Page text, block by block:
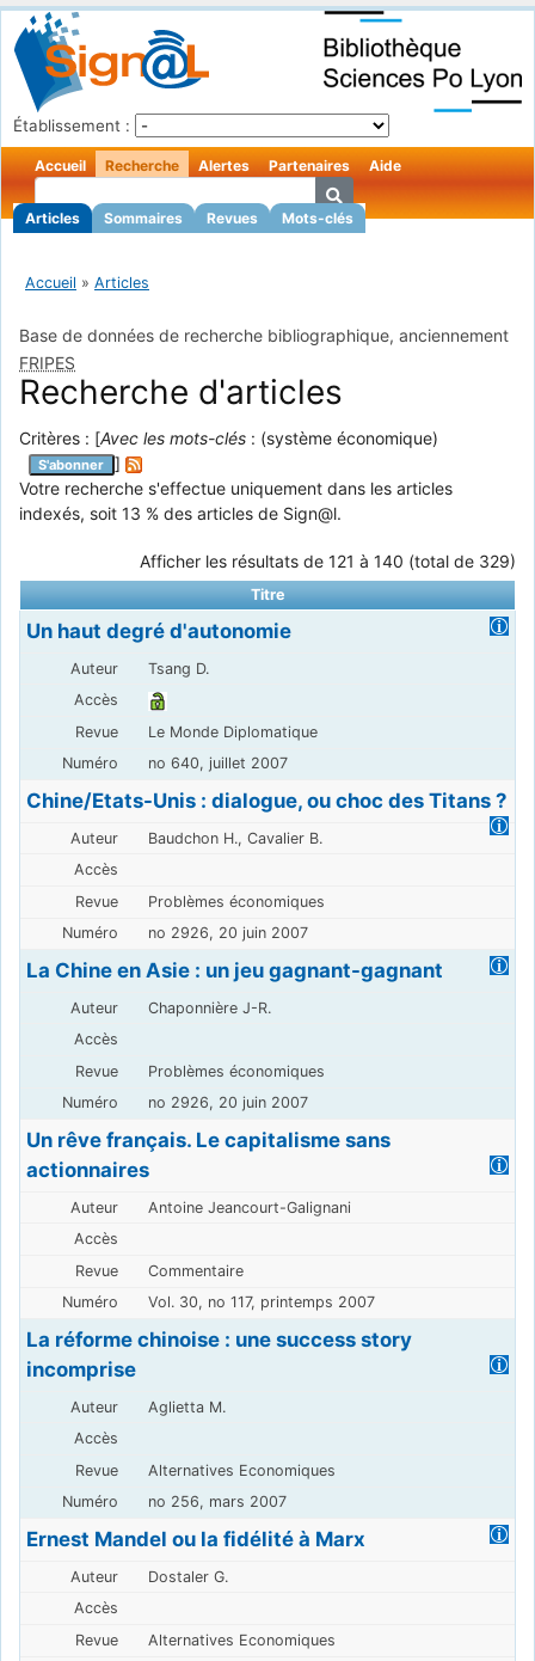
Établissement :
Accueil Recherche
Articles Sommaires Revues Mots-clés
Alertes Partenaires Aide
Accueil » Articles
Base de données de recherche bibliographique, anciennement
FRIPES
Recherche d'articles
Critères : [Avec les mots-clés : (système économique)
S'abonner
]
Votre recherche s'effectue uniquement dans les articles
indexés, soit 13 % des articles de Sign@l.
Afficher les résultats de 121 à 140 (total de 329)
Titre
Un haut degré d'autonomie
Tsang D.
Le Monde Diplomatique
no 640, juillet 2007
Chine/Etats-Unis : dialogue, ou choc des Titans ?
Baudchon H., Cavalier B.
Problèmes économiques
no 2926, 20 juin 2007
La Chine en Asie : un jeu gagnant-gagnant
Chaponnière J-R.
Problèmes économiques
no 2926, 20 juin 2007
Un rêve français. Le capitalisme sans
actionnaires
Antoine Jeancourt-Galignani
Commentaire
Vol. 30, no 117, printemps 2007
La réforme chinoise : une success story
incomprise
Aglietta M.
Alternatives Economiques
no 256, mars 2007
Ernest Mandel ou la fidélité à Marx
Dostaler G.
Alternatives Economiques